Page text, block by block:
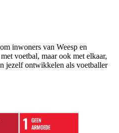
inwoners van Weesp en
voetbal, maar ook met elkaar,
jezelf ontwikkelen als voetballer